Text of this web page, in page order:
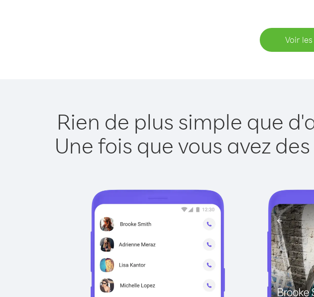
Voir
Rien de plus simple que
Une fois que vous avez